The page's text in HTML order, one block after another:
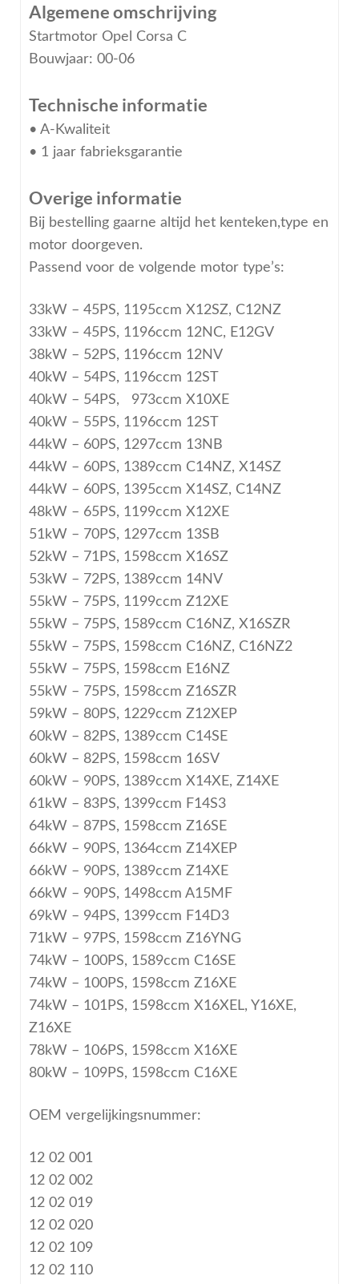
Algemene omschrijving
Startmotor Opel Corsa C
Bouwjaar: 00-06
Technische informatie
• A-Kwaliteit
• 1 jaar fabrieksgarantie
Overige informatie
Bij bestelling gaarne altijd het kenteken,type en
motor doorgeven.
Passend voor de volgende motor type’s:
33kW – 45PS, 1195ccm X12SZ, C12NZ
33kW – 45PS, 1196ccm 12NC, E12GV
38kW – 52PS, 1196ccm 12NV
40kW – 54PS, 1196ccm 12ST
40kW – 54PS, 973ccm X10XE
40kW – 55PS, 1196ccm 12ST
44kW – 60PS, 1297ccm 13NB
44kW – 60PS, 1389ccm C14NZ, X14SZ
44kW – 60PS, 1395ccm X14SZ, C14NZ
48kW – 65PS, 1199ccm X12XE
51kW – 70PS, 1297ccm 13SB
52kW – 71PS, 1598ccm X16SZ
53kW – 72PS, 1389ccm 14NV
55kW – 75PS, 1199ccm Z12XE
55kW – 75PS, 1589ccm C16NZ, X16SZR
55kW – 75PS, 1598ccm C16NZ, C16NZ2
55kW – 75PS, 1598ccm E16NZ
55kW – 75PS, 1598ccm Z16SZR
59kW – 80PS, 1229ccm Z12XEP
60kW – 82PS, 1389ccm C14SE
60kW – 82PS, 1598ccm 16SV
60kW – 90PS, 1389ccm X14XE, Z14XE
61kW – 83PS, 1399ccm F14S3
64kW – 87PS, 1598ccm Z16SE
66kW – 90PS, 1364ccm Z14XEP
66kW – 90PS, 1389ccm Z14XE
66kW – 90PS, 1498ccm A15MF
69kW – 94PS, 1399ccm F14D3
71kW – 97PS, 1598ccm Z16YNG
74kW – 100PS, 1589ccm C16SE
74kW – 100PS, 1598ccm Z16XE
74kW – 101PS, 1598ccm X16XEL, Y16XE,
Z16XE
78kW – 106PS, 1598ccm X16XE
80kW – 109PS, 1598ccm C16XE
OEM vergelijkingsnummer:
12 02 001
12 02 002
12 02 019
12 02 020
12 02 109
12 02 110